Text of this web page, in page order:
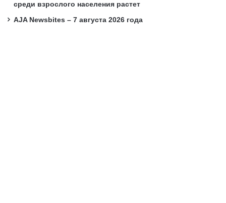
среди взрослого населения растет
AJA Newsbites – 7 августа 2026 года